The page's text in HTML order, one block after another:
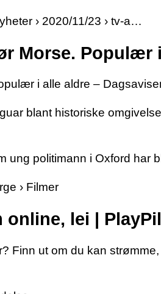
› 2020/11/23 › tv-a…
Morse. Populær
i alle aldre –
blant historiske
ung politimann i Oxford har
› Filmer
online, lei |
Finn ut om du kan